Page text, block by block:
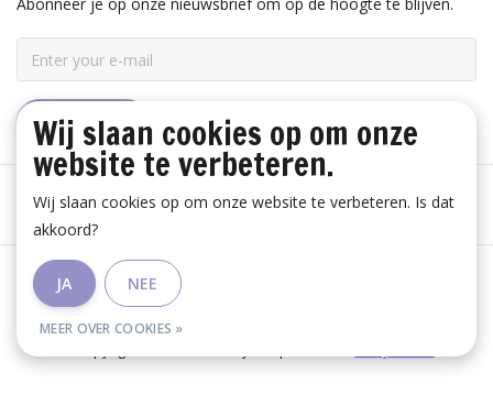
Abonneer je op onze nieuwsbrief om op de hoogte te blijven.
ABONNEER
Algemene voorwaarden
Wij slaan cookies op om onze
website te verbeteren.
Wij slaan cookies op om onze website te verbeteren. Is dat
akkoord?
JA NEE
MEER OVER COOKIES »